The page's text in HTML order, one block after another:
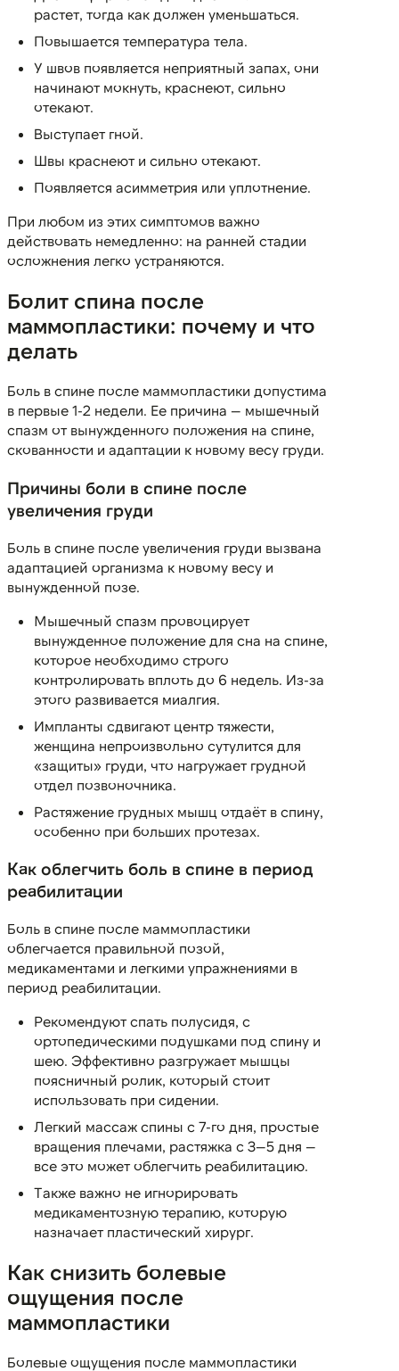
растет, тогда как должен уменьшаться.
Повышается температура тела.
У швов появляется неприятный запах, они
начинают мокнуть, краснеют, сильно
отекают.
Выступает гной.
Швы краснеют и сильно отекают.
Появляется асимметрия или уплотнение.
При любом из этих симптомов важно
действовать немедленно: на ранней стадии
осложнения легко устраняются.
Болит спина после
маммопластики: почему и что
делать
Боль в спине после маммопластики допустима
в первые 1-2 недели. Ее причина — мышечный
спазм от вынужденного положения на спине,
скованности и адаптации к новому весу груди.
Причины боли в спине после
увеличения груди
Боль в спине после увеличения груди вызвана
адаптацией организма к новому весу и
вынужденной позе.
Мышечный спазм провоцирует
вынужденное положение для сна на спине,
которое необходимо строго
контролировать вплоть до 6 недель. Из-за
этого развивается миалгия.
Импланты сдвигают центр тяжести,
женщина непроизвольно сутулится для
«защиты» груди, что нагружает грудной
отдел позвоночника.
Растяжение грудных мышц отдаёт в спину,
особенно при больших протезах.
Как облегчить боль в спине в период
реабилитации
Боль в спине после маммопластики
облегчается правильной позой,
медикаментами и легкими упражнениями в
период реабилитации.
Рекомендуют спать полусидя, с
ортопедическими подушками под спину и
шею. Эффективно разгружает мышцы
поясничный ролик, который стоит
использовать при сидении.
Легкий массаж спины с 7-го дня, простые
вращения плечами, растяжка с 3—5 дня —
все это может облегчить реабилитацию.
Также важно не игнорировать
медикаментозную терапию, которую
назначает пластический хирург.
Как снизить болевые
ощущения после
маммопластики
Болевые ощущения после маммопластики